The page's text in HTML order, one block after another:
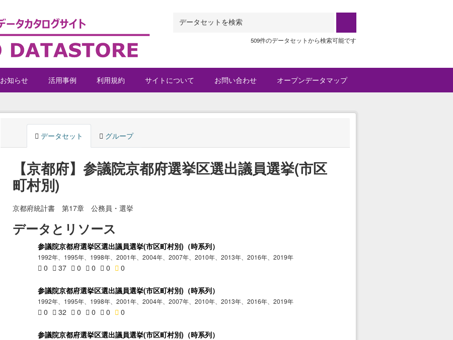
509件のデータセットから検索可能です
お知らせ 活用事例 利用規約 サイトについて お問い合わせ オープンデータマップ
データセット グループ
【京都府】参議院京都府選挙区選出議員選挙(市区
町村別)
京都府統計書 第17章 公務員・選挙
データとリソース
参議院京都府選挙区選出議員選挙(市区町村別)（時系列）
1992年、1995年、1998年、2001年、2004年、2007年、2010年、2013年、2016年、2019年
0 37 0 0 0 0
参議院京都府選挙区選出議員選挙(市区町村別)（時系列）
1992年、1995年、1998年、2001年、2004年、2007年、2010年、2013年、2016年、2019年
0 32 0 0 0 0
参議院京都府選挙区選出議員選挙(市区町村別)（時系列）